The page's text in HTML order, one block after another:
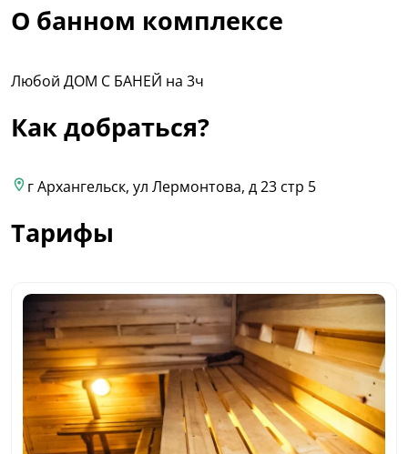
О банном комплексе
Любой ДОМ С БАНЕЙ на 3ч
Как добраться?
г Архангельск, ул Лермонтова, д 23 стр 5
Тарифы